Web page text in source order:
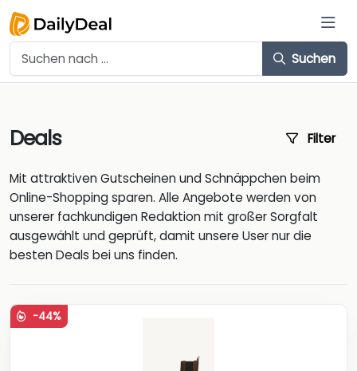
Suchen
Deals Filter
Mit attraktiven Gutscheinen und Schnäppchen beim
Online-Shopping sparen. Alle Angebote werden von
unserer fachkundigen Redaktion mit großer Sorgfalt
ausgewählt und geprüft, damit unsere User nur die
besten Deals bei uns finden.
-44%